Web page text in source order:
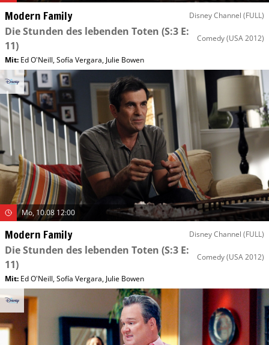
Modern Family Disney Channel (FULL)
Die Stunden des lebenden Toten (S:3 E:
11)
Comedy(USA 2012)
Mit: Ed O'Neill,Sofía Vergara, Julie Bowen
Mo, 10.08 12:00
Modern Family Disney Channel (FULL)
Die Stunden des lebenden Toten (S:3 E:
11)
Comedy(USA 2012)
Mit: Ed O'Neill,Sofía Vergara, Julie Bowen